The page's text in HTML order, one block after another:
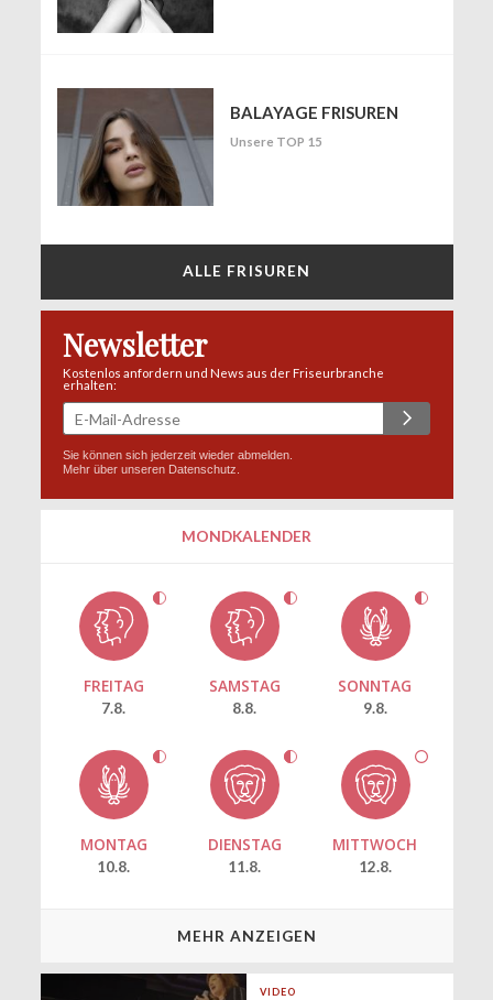
BALAYAGE FRISUREN
Unsere TOP 15
ALLE FRISUREN
Newsletter
Kostenlos anfordern und News aus der Friseurbranche
erhalten:
Sie können sich jederzeit wieder abmelden.
Mehr über unseren Datenschutz
MONDKALENDER
FREITAG
7.8.
SAMSTAG
8.8.
SONNTAG
9.8.
MONTAG
10.8.
DIENSTAG
11.8.
MITTWOCH
12.8.
MEHR ANZEIGEN
VIDEO